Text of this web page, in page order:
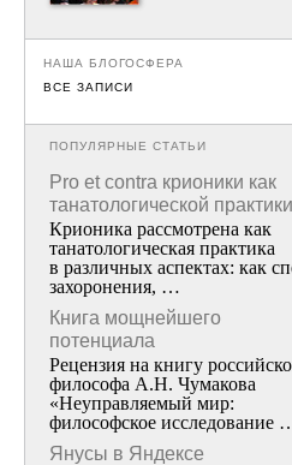
НАША БЛОГОСФЕРА
ВСЕ ЗАПИСИ
ПОПУЛЯРНЫЕ СТАТЬИ
Pro et contra крионики как
танатологической практики
Крионика рассмотрена как
танатологическая практика
в различных аспектах: как
захоронения, …
Книга мощнейшего
потенциала
Рецензия на книгу
философа А.Н. Чумакова
«Неуправляемый мир:
философское исследование
Янусы в Яндексе